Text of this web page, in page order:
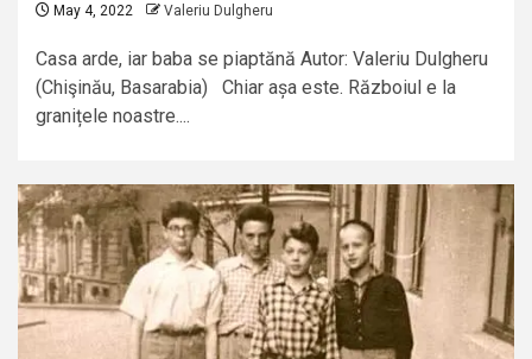
May 4, 2022 Valeriu Dulgheru
Casa arde, iar baba se piaptănă Autor: Valeriu Dulgheru
(Chişinău, Basarabia) Chiar așa este. Războiul e la
granițele noastre....